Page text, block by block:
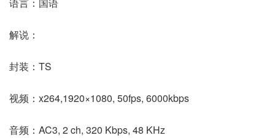
语言：国语
解说：
封装：TS
视频：x264,1920×1080, 50fps, 6000kbps
音频：AC3, 2 ch, 320 Kbps, 48 KHz